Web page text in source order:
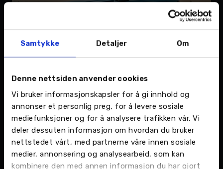
Samtykke Detaljer Om
Denne nettsiden anvender cookies
Vi bruker informasjonskapsler for å gi innhold og
annonser et personlig preg, for å levere sosiale
mediefunksjoner og for å analysere trafikken vår. Vi
deler dessuten informasjon om hvordan du bruker
nettstedet vårt, med partnerne våre innen sosiale
medier, annonsering og analysearbeid, som kan
kombinere den med annen informasjon du har gjort
BYD Tang. Foto: BYD Norge.Høyoppløselig
bilde i bunnen av artikkelen.
Søker etter salgsansvarlig
Åpningsdato er fortsatt ikke satt, men Daniel
satser på at den nye butikken vil være klar for
åpning i løpet av høsten: -Akkurat nå jobber vi